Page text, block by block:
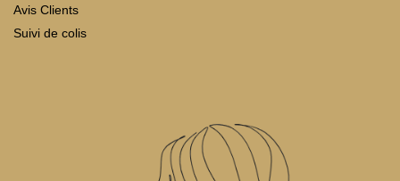
Avis Clients
Suivi de colis